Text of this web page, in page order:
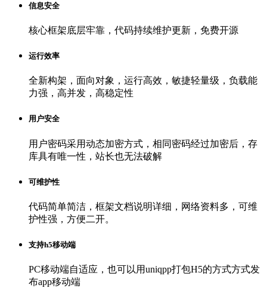
信息安全
核心框架底层牢靠，代码持续维护更新，免费开源
运行效率
全新构架，面向对象，运行高效，敏捷轻量级，负载能
力强，高并发，高稳定性
用户安全
用户密码采用动态加密方式，相同密码经过加密后，存
库具有唯一性，站长也无法破解
可维护性
代码简单简洁，框架文档说明详细，网络资料多，可维
护性强，方便二开。
支持h5移动端
PC移动端自适应，也可以用uniqpp打包H5的方式方式发
布app移动端